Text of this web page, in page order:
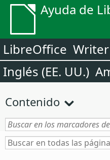
Ayuda de
LibreOffice Writer
Inglés (EE. UU.)
Contenido